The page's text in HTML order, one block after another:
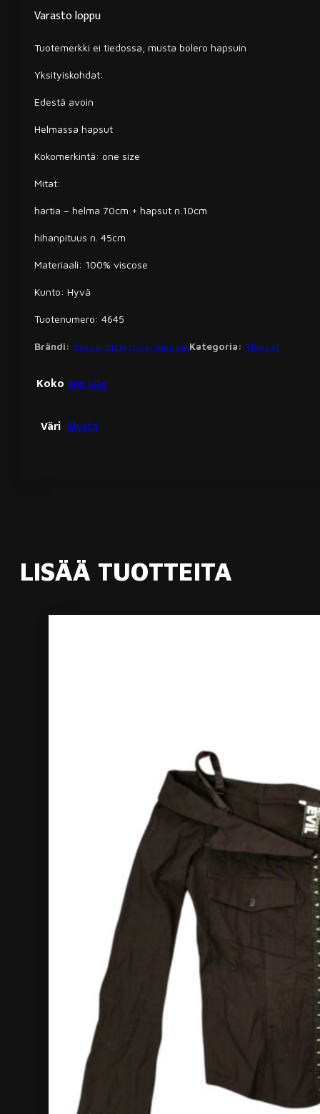
Varasto loppu
Tuotemerkki ei tiedossa, musta bolero hapsuin
Yksityiskohdat:
Edestä avoin
Helmassa hapsut
Kokomerkintä: one size
Mitat:
hartia – helma 70cm + hapsut n.10cm
hihanpituus n. 45cm
Materiaali: 100% viscose
Kunto: Hyvä
Tuotenumero: 4645
Brändi: Itsevalmistettu/ei lappujaKategoria: Yläosat
Kokoone size
Väri Musta
LISÄÄ TUOTTEITA